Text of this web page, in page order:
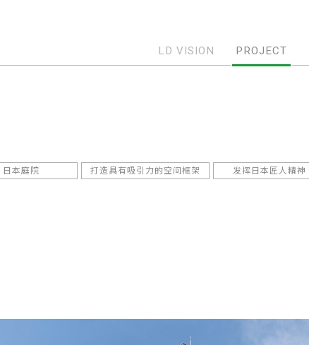
LD VISION PROJECT
日本庭院 打造具有吸引力的空间框架
发挥日本匠人精神